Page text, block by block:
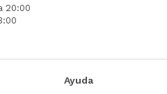
20:00
Ayuda